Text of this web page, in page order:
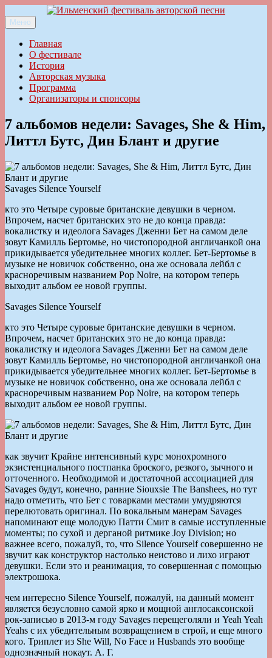
к
содержимому
Ильменский фестиваль авторской песни
Меню
Главная
О фестивале
История
Авторская музыка
Программа
Организаторы и спонсоры
7 альбомов недели: Savages, She & Him,
Литтл Бутс, Дин Блант и другие
Savages Silence Yourself
кто это Четыре суровые британские девушки в черном.
Впрочем, насчет британских это не до конца правда:
вокалистку и идеолога Savages Дженни Бет на самом деле
зовут Камилль Бертомье, но чистопородной англичанкой она
прикидывается убедительнее многих коллег. Бет-Бертомье в
музыке не новичок собственно, она же основала лейбл с
красноречивым названием Pop Noire, на котором теперь
выходит альбом ее новой группы.
Savages Silence Yourself
кто это Четыре суровые британские девушки в черном.
Впрочем, насчет британских это не до конца правда:
вокалистку и идеолога Savages Дженни Бет на самом деле
зовут Камилль Бертомье, но чистопородной англичанкой она
прикидывается убедительнее многих коллег. Бет-Бертомье в
музыке не новичок собственно, она же основала лейбл с
красноречивым названием Pop Noire, на котором теперь
выходит альбом ее новой группы.
как звучит Крайне интенсивный курс монохромного
экзистенциального постпанка броского, резкого, зычного и
отточенного. Необходимой и достаточной ассоциацией для
Savages будут, конечно, ранние Siouxsie The Banshees, но тут
надо отметить, что Бет с товарками местами умудряются
перелютовать оригинал. По вокальным манерам Savages
напоминают еще молодую Патти Смит в самые исступленные
моменты; по сухой и дерганой ритмике Joy Division; но
важнее всего, пожалуй, то, что Silence Yourself совершенно не
звучит как конструктор настолько неистово и лихо играют
девушки. Если это и реанимация, то совершенная с помощью
электрошока.
чем интересно Silence Yourself, пожалуй, на данный момент
является безусловно самой ярко и мощной англосаксонской
рок-записью в 2013-м году Savages перещеголяли и Yeah Yeah
Yeahs с их убедительным возвращением в строй, и еще много
кого. Триплет из She Will, No Face и Husbands это вообще
однозначный нокаут. А. Г.